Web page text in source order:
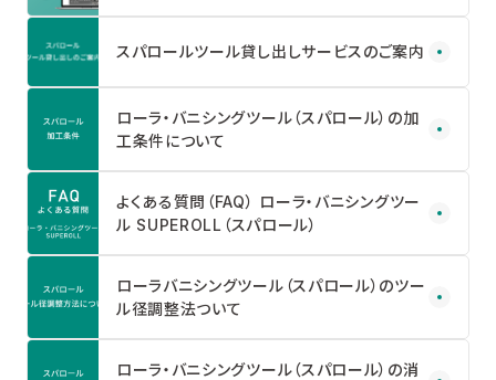
スパロールツール貸し出しサービスのご案内
ローラ・バニシングツール（スパロール）の加
工条件について
よくある質問（FAQ） ローラ・バニシングツー
ル SUPEROLL（スパロール）
ローラバニシングツール（スパロール）のツー
ル径調整法ついて
ローラ・バニシングツール（スパロール）の消